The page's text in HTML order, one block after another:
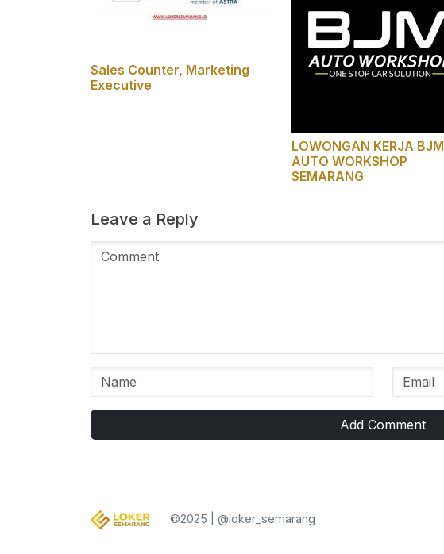
Sales Counter, Marketing
Executive
LOWONGAN KERJA BJM
AUTO WORKSHOP
SEMARANG
Leave a Reply
Add Comment
©2025 | @loker_semarang